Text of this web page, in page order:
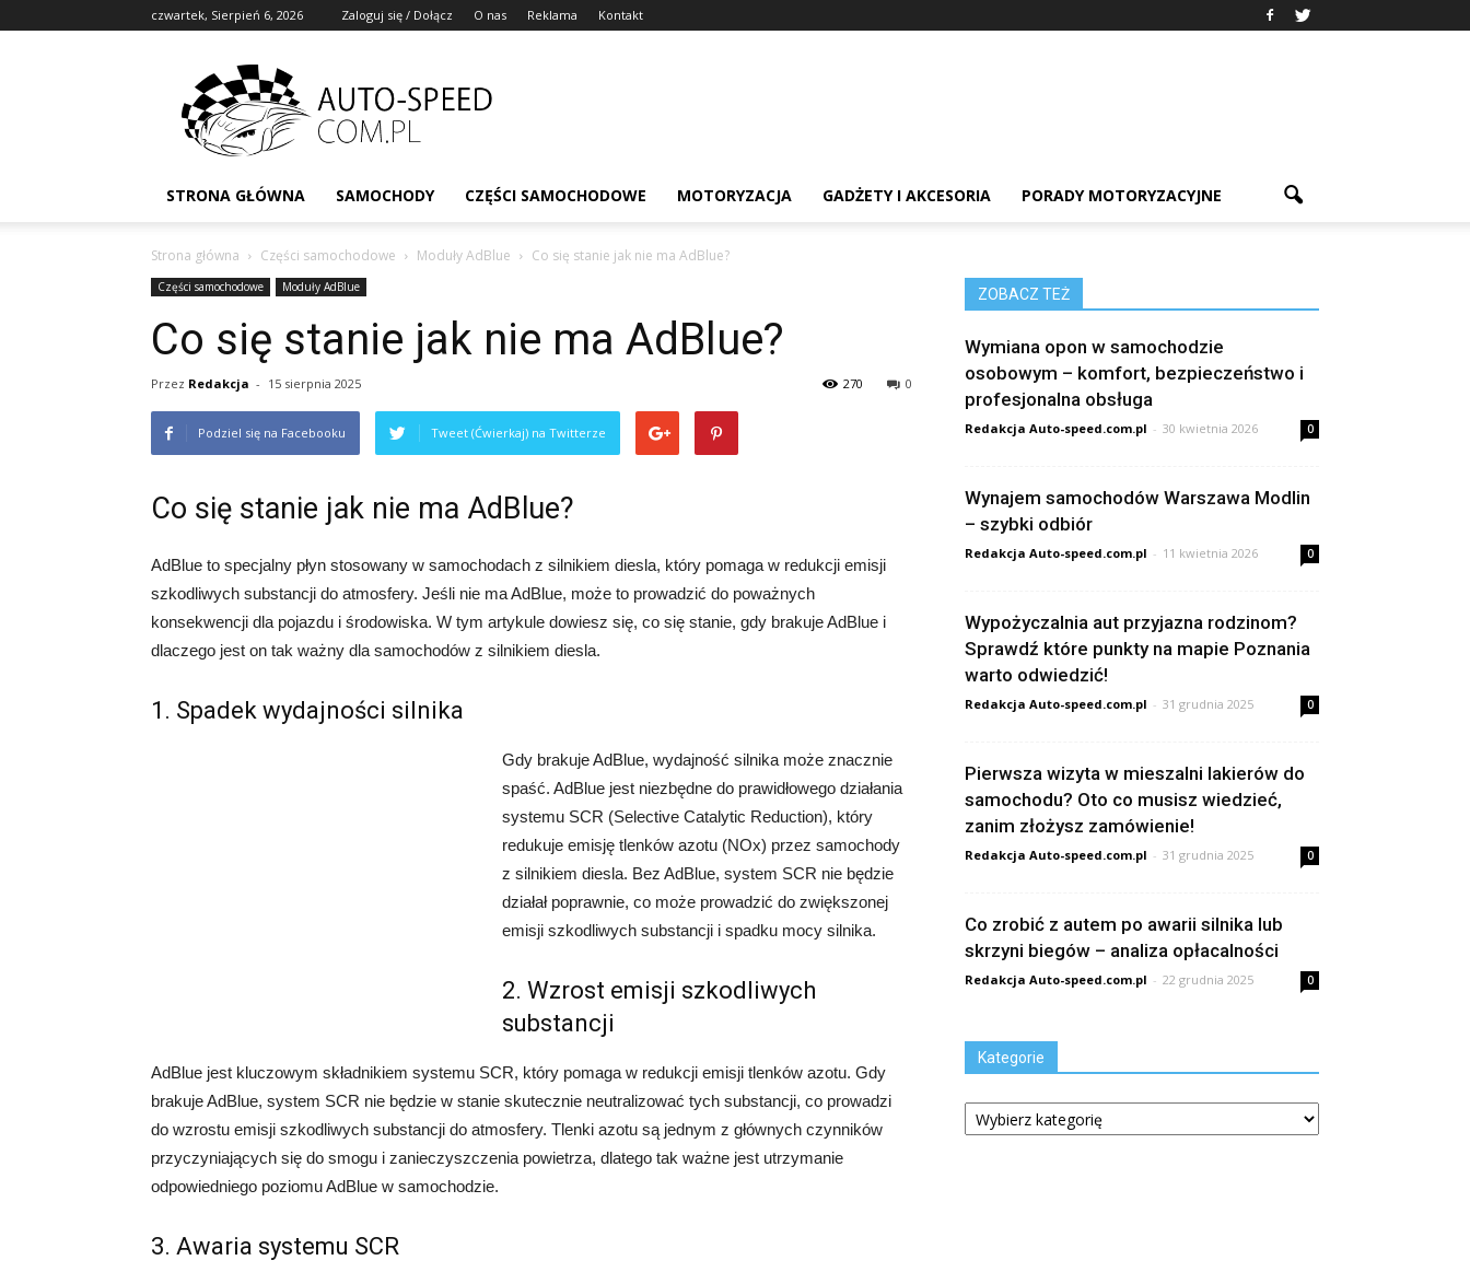
czwartek, Sierpień 6, 2026 Zaloguj się / Dołącz O nas Reklama Kontakt
STRONA GŁÓWNA SAMOCHODY CZĘŚCI SAMOCHODOWE MOTORYZACJA GADŻETY I AKCESORIA PORADY MOTORYZACYJNE
Strona główna Części samochodowe Moduły AdBlue Co się stanie jak nie ma AdBlue?
Części samochodowe Moduły AdBlue
Co się stanie jak nie ma AdBlue?
Przez Redakcja - 15 sierpnia 2025 0
270
Podziel się na Facebooku Tweet (Ćwierkaj) na Twitterze
Co się stanie jak nie ma AdBlue?
AdBlue to specjalny płyn stosowany w samochodach z silnikiem diesla, który pomaga w redukcji emisji
szkodliwych substancji do atmosfery. Jeśli nie ma AdBlue, może to prowadzić do poważnych
konsekwencji dla pojazdu i środowiska. W tym artykule dowiesz się, co się stanie, gdy brakuje AdBlue i
dlaczego jest on tak ważny dla samochodów z silnikiem diesla.
1. Spadek wydajności silnika
Gdy brakuje AdBlue, wydajność silnika może znacznie
spaść. AdBlue jest niezbędne do prawidłowego działania
systemu SCR (Selective Catalytic Reduction), który
redukuje emisję tlenków azotu (NOx) przez samochody
z silnikiem diesla. Bez AdBlue, system SCR nie będzie
działał poprawnie, co może prowadzić do zwiększonej
emisji szkodliwych substancji i spadku mocy silnika.
2. Wzrost emisji szkodliwych
substancji
AdBlue jest kluczowym składnikiem systemu SCR, który pomaga w redukcji emisji tlenków azotu. Gdy
brakuje AdBlue, system SCR nie będzie w stanie skutecznie neutralizować tych substancji, co prowadzi
do wzrostu emisji szkodliwych substancji do atmosfery. Tlenki azotu są jednym z głównych czynników
przyczyniających się do smogu i zanieczyszczenia powietrza, dlatego tak ważne jest utrzymanie
odpowiedniego poziomu AdBlue w samochodzie.
3. Awaria systemu SCR
ZOBACZ TEŻ
Wymiana opon w samochodzie
osobowym – komfort, bezpieczeństwo i
profesjonalna obsługa
Redakcja Auto-speed.com.pl - 30 kwietnia 2026 0
Wynajem samochodów Warszawa Modlin
– szybki odbiór
Redakcja Auto-speed.com.pl - 11 kwietnia 2026 0
Wypożyczalnia aut przyjazna rodzinom?
Sprawdź które punkty na mapie Poznania
warto odwiedzić!
Redakcja Auto-speed.com.pl - 31 grudnia 2025 0
Pierwsza wizyta w mieszalni lakierów do
samochodu? Oto co musisz wiedzieć,
zanim złożysz zamówienie!
Redakcja Auto-speed.com.pl - 31 grudnia 2025 0
Co zrobić z autem po awarii silnika lub
skrzyni biegów – analiza opłacalności
Redakcja Auto-speed.com.pl - 22 grudnia 2025 0
Kategorie
Kategorie